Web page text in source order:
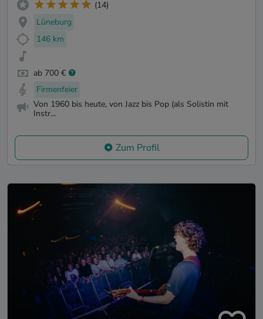
(14)
Lüneburg
146 km
ab 700 €
Firmenfeier
Von 1960 bis heute, von Jazz bis Pop (als Solistin mit
Instr...
Zum Profil